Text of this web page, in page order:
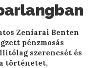
Zeniarai Benten
pénzmosás
szerencsét és
történetet,